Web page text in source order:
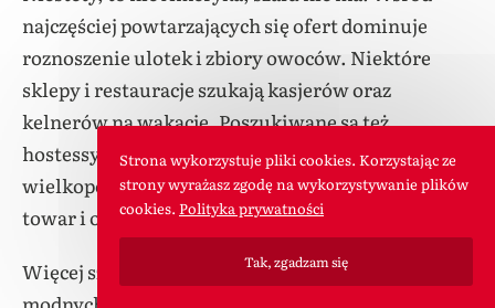
najczęściej powtarzających się ofert dominuje
roznoszenie ulotek i zbiory owoców. Niektóre
sklepy i restauracje szukają kasjerów oraz
kelnerów na wakacje. Poszukiwane są też
hostessy, pracownicy sklepów
wielkopowierzchniowych (ktoś musi rozkładać
towar i odpowiadać na trudne pytania klientów).
Więcej szczęścia mają nastolatki mieszkające w
Strona wykorzystuje pliki cookies. Korzystając ze
strony wyrażasz zgodę na wykorzystywanie plików
cookies. Polityka prywatności
Tak, zgadzam się